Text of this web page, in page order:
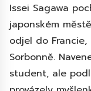
Issei Sagawa
japonském
odjel do
Sorbonně.
student, ale